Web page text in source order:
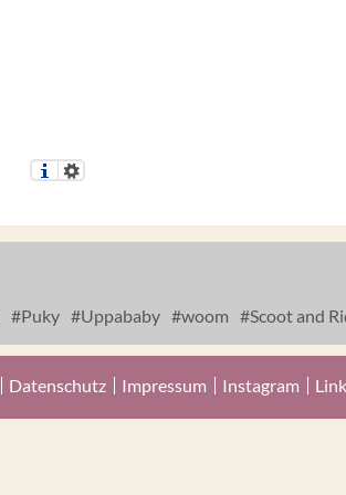
Puky Uppababy woom Scoot and
Datenschutz Impressum Instagram